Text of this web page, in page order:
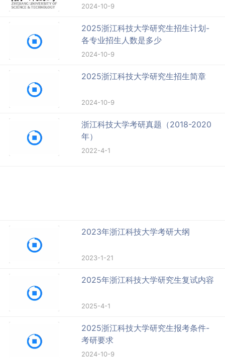
2024-10-9
2025浙江科技大学研究生招生计划-
各专业招生人数是多少
2024-10-9
2025浙江科技大学研究生招生简章
2024-10-9
浙江科技大学考研真题（2018-2020
年）
2022-4-1
2023年浙江科技大学考研大纲
2023-1-21
2025年浙江科技大学研究生复试内容
2025-4-1
2025浙江科技大学研究生报考条件-
考研要求
2024-10-9